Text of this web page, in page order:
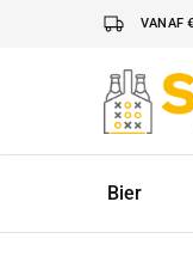
VANAF
Drank,
Bier
Bier